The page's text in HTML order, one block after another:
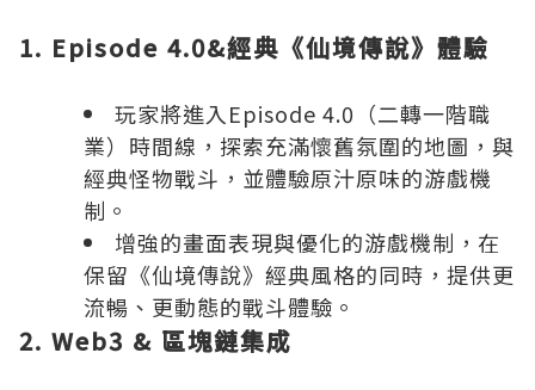
1. Episode 4.0&經典《仙境傳說》體驗
玩家將進入Episode 4.0（二轉一階職
業）時間線，探索充滿懷舊氛圍的地圖，與
經典怪物戰斗，並體驗原汁原味的游戲機
制。
增強的畫面表現與優化的游戲機制，在
保留《仙境傳說》經典風格的同時，提供更
流暢、更動態的戰斗體驗。
2. Web3 & 區塊鏈集成